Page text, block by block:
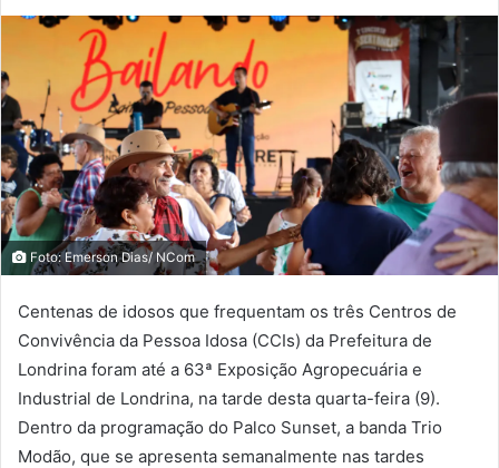
Foto: Emerson Dias/ NCom
Centenas de idosos que frequentam os três Centros de
Convivência da Pessoa Idosa (CCIs) da Prefeitura de
Londrina foram até a 63ª Exposição Agropecuária e
Industrial de Londrina, na tarde desta quarta-feira (9).
Dentro da programação do Palco Sunset, a banda Trio
Modão, que se apresenta semanalmente nas tardes